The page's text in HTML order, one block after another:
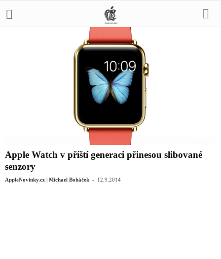
Apple Watch v příští generaci přinesou slibované
senzory
AppleNovinky.cz | Michael Boháček - 12.9.2014